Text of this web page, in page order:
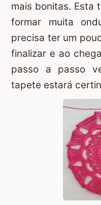
mais bonitas. Esta
formar muita
precisa ter um
finalizar e ao
passo a passo
tapete estará